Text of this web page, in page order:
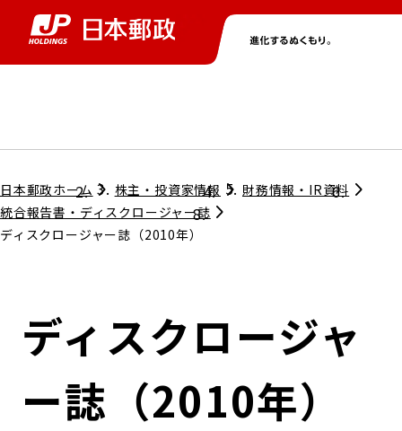
グループ情報トップ
コンダクト向上の取組み
株主・投資家情報トップ
財務情報・IR資料
ニューストップ
サステナビリティトップ
持続可能な金融のフレームワーク
採用情報トップ
日本郵政ホーム 株主・投資家情報
財務情報・IR資料
統合報告書・ディスクロージャー誌
ディスクロージャー誌（2010年）
ディスクロージャ
ー誌（2010年）